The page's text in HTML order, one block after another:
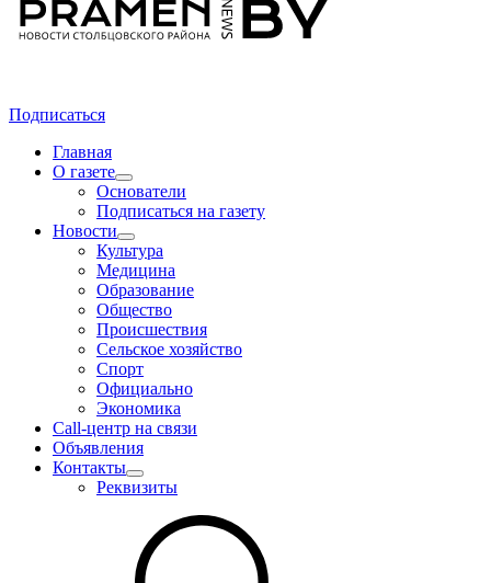
Подписаться
Главная
О газете
Основатели
Подписаться на газету
Новости
Культура
Медицина
Образование
Общество
Происшествия
Сельское хозяйство
Спорт
Официально
Экономика
Call-центр на связи
Объявления
Контакты
Реквизиты